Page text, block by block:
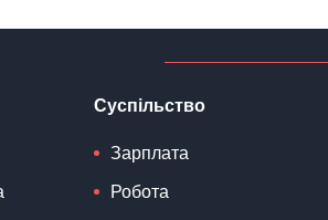
Суспільство
Зарплата
Робота